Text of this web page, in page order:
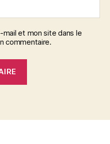
et mon site dans le
commentaire.